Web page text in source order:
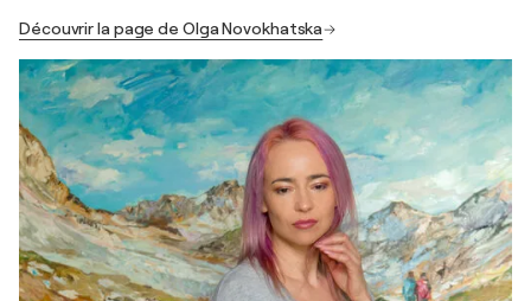
Découvrir la page de Olga Novokhatska